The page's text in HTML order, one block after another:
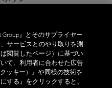
ポリシー
リシー
ルアプリ
Group』とそのサプライヤー
サービスとのやり取りを測
閲覧したページ）に基づい
て、利用者に合わせた広告
ッキー）』や同様の技術を
する』をクリックすると、